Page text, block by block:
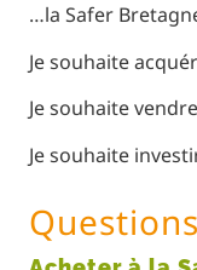
…la Safer
Je souhaite
Je souhaite
Je souhaite